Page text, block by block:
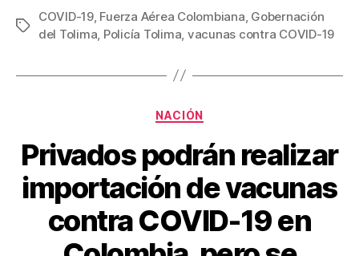
c
e
b
k
tt
er
ail er
e
st
m
p
ar
Etiquetas
COVID-19, Fuerza Aérea Colombiana, Gobernación
del Tolima, Policía Tolima, vacunas contra COVID-19
Categorías
NACIÓN
Privados podrán realizar
importación de vacunas
contra COVID-19 en